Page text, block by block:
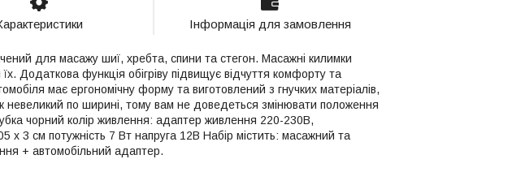
Інформація для замовлення
для масажу шиї, хребта, спини та стегон. Масажні килимки
Додаткова функція обігріву підвищує відчуття комфорту та
має ергономічну форму та виготовлений з гнучких матеріалів,
невеликий по ширині, тому вам не доведеться змінювати положення
чорний колір живлення: адаптер живлення 220-230В,
х 3 см потужність 7 Вт напруга 12В Набір містить: масажний та
+ автомобільний адаптер.